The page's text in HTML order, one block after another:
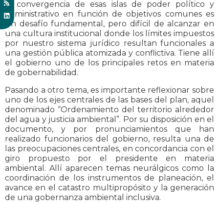
la convergencia de esas islas de poder político y
administrativo en función de objetivos comunes es
un desafío fundamental, pero difícil de alcanzar en
una cultura institucional donde los límites impuestos
por nuestro sistema jurídico resultan funcionales a
una gestión pública atomizada y conflictiva. Tiene allí
el gobierno uno de los principales retos en materia
de gobernabilidad.
Pasando a otro tema, es importante reflexionar sobre
uno de los ejes centrales de las bases del plan, aquel
denominado “Ordenamiento del territorio alrededor
del agua y justicia ambiental”. Por su disposición en el
documento, y por pronunciamientos que han
realizado funcionarios del gobierno, resulta una de
las preocupaciones centrales, en concordancia con el
giro propuesto por el presidente en materia
ambiental. Allí aparecen temas neurálgicos como la
coordinación de los instrumentos de planeación, el
avance en el catastro multipropósito y la generación
de una gobernanza ambiental inclusiva.